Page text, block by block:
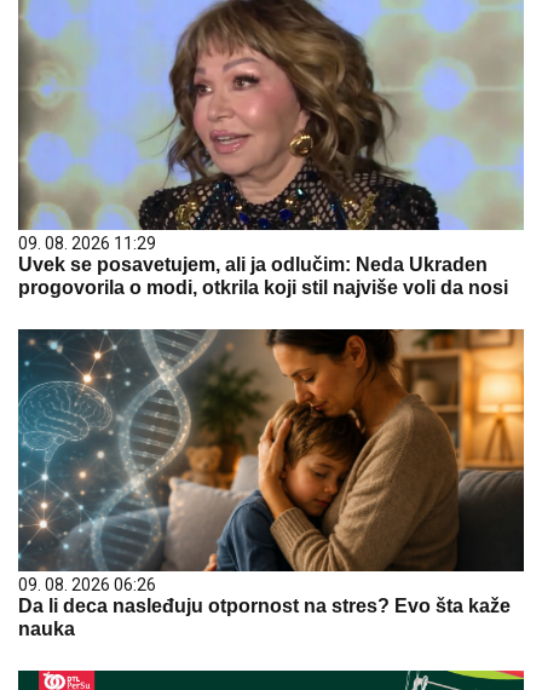
09. 08. 2026 11:29
Uvek se posavetujem, ali ja odlučim: Neda Ukraden
progovorila o modi, otkrila koji stil najviše voli da nosi
09. 08. 2026 06:26
Da li deca nasleđuju otpornost na stres? Evo šta kaže
nauka